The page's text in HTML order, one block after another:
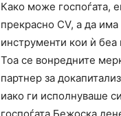
Како може госпоѓата,
прекрасно CV, а да
инструменти кои ѝ
Тоа се вонредните
партнер за
иако ги исполнуваше